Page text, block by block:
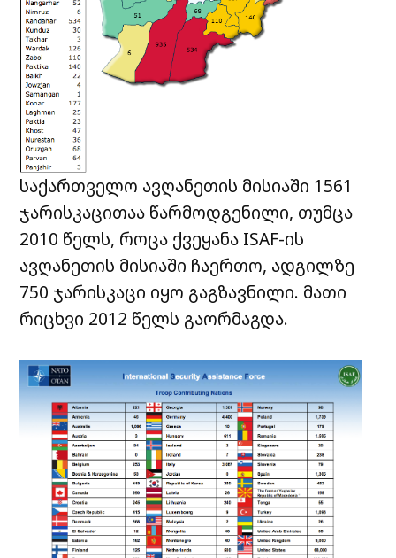
საქართველო ავღანეთის მისიაში 1561
ჯარისკაცითაა წარმოდგენილი, თუმცა
2010 წელს, როცა ქვეყანა ISAF-ის
ავღანეთის მისიაში ჩაერთო, ადგილზე
750 ჯარისკაცი იყო გაგზავნილი. მათი
რიცხვი 2012 წელს გაორმაგდა.